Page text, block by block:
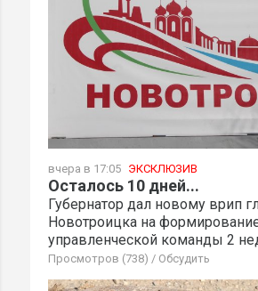
вчера в 17:05 ЭКСКЛЮЗИВ
Осталось 10 дней...
Губернатор дал новому врип
Новотроицка на
управленческой команды 2
Просмотров (738) / Обсудить